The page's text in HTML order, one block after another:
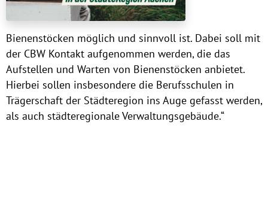
Bienenstöcken möglich und sinnvoll ist. Dabei soll mit
der CBW Kontakt aufgenommen werden, die das
Aufstellen und Warten von Bienenstöcken anbietet.
Hierbei sollen insbesondere die Berufsschulen in
Trägerschaft der Städteregion ins Auge gefasst werden,
als auch städteregionale Verwaltungsgebäude.“